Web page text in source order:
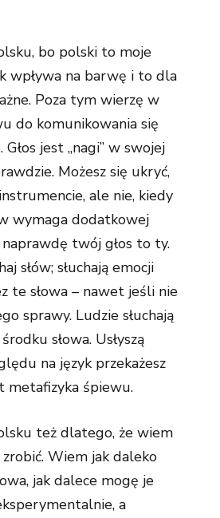
bo polski to moje
wpływa na barwę i to dla
Poza tym wierzę w
do komunikowania się
jest „nagi” w swojej
Możesz się ukryć,
ale nie, kiedy
wymaga dodatkowej
twój głos to ty.
słów; słuchają emocji
te słowa – nawet jeśli nie
sprawy. Ludzie słuchają
słowa. Usłyszą
na język przekażesz
metafizyka śpiewu.
też dlatego, że wiem
Wiem jak daleko
jak dalece mogę je
a